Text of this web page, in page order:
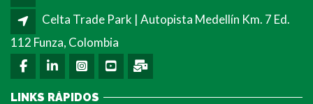
Celta Trade Park | Autopista Medellín Km. 7 Ed.
112 Funza, Colombia
LINKS RÁPIDOS